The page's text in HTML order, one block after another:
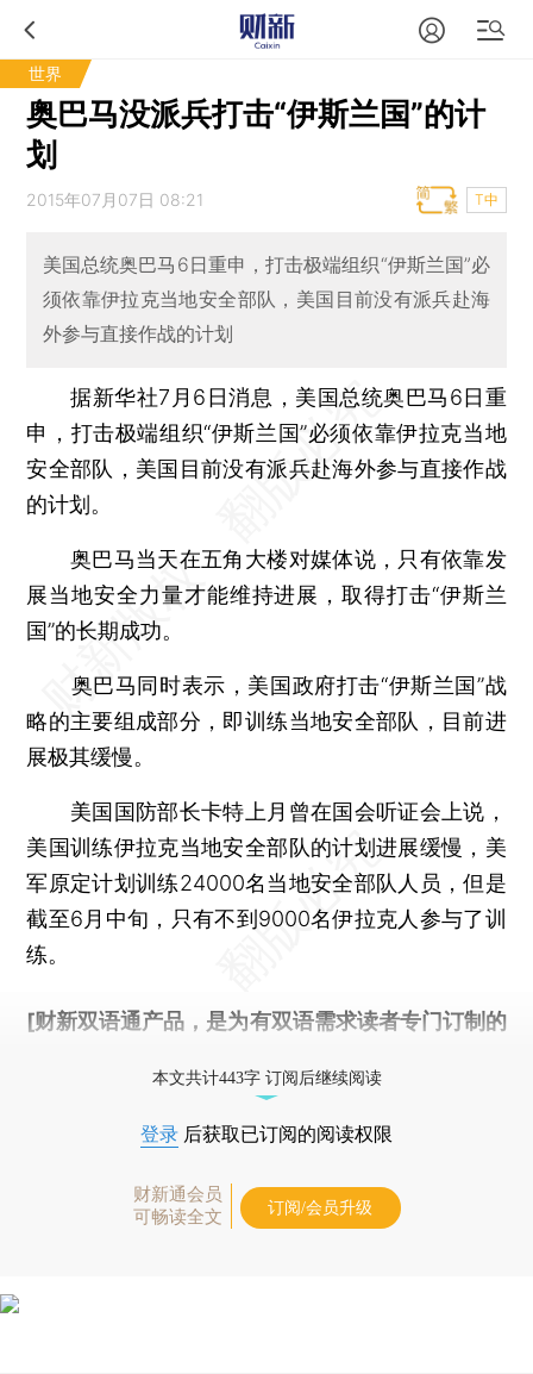
世界
奥巴马没派兵打击“伊斯兰国”的计
划
2015年07月07日 08:21 T中
美国总统奥巴马6日重申，打击极端组织“伊斯兰国”必
须依靠伊拉克当地安全部队，美国目前没有派兵赴海
外参与直接作战的计划
据新华社7月6日消息，美国总统奥巴马6日重
申，打击极端组织“伊斯兰国”必须依靠伊拉克当地
安全部队，美国目前没有派兵赴海外参与直接作战
的计划。
奥巴马当天在五角大楼对媒体说，只有依靠发
展当地安全力量才能维持进展，取得打击“伊斯兰
国”的长期成功。
奥巴马同时表示，美国政府打击“伊斯兰国”战
略的主要组成部分，即训练当地安全部队，目前进
展极其缓慢。
美国国防部长卡特上月曾在国会听证会上说，
美国训练伊拉克当地安全部队的计划进展缓慢，美
军原定计划训练24000名当地安全部队人员，但是
截至6月中旬，只有不到9000名伊拉克人参与了训
练。
[财新双语通产品，是为有双语需求读者专门订制的
本文共计443字 订阅后继续阅读
登录 后获取已订阅的阅读权限
财新通会员
可畅读全文
订阅/会员升级